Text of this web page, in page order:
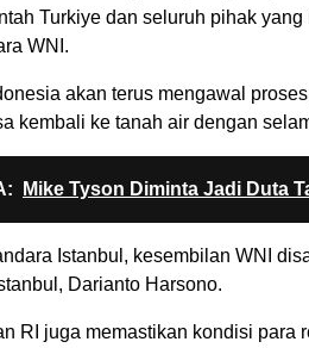
Turkiye dan seluruh pihak
WNI.
akan terus mengawal
kembali ke tanah air dengan
Mike Tyson Diminta Jadi Duta
Istanbul, kesembilan WNI
Darianto Harsono.
RI juga memastikan kondisi para